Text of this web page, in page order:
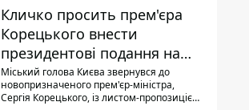
Кличко просить прем'єра
Корецького внести
президентові подання на
звільнення володаря
Троєщини Бахматова
Міський голова Києва звернувся до
новопризначеного прем'єр-міністра,
Сергія Корецького, із листом-пропозицією